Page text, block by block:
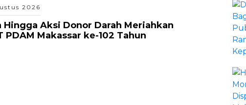
2026
Hingga Aksi Donor Darah Meriahkan
PDAM Makassar ke-102 Tahun